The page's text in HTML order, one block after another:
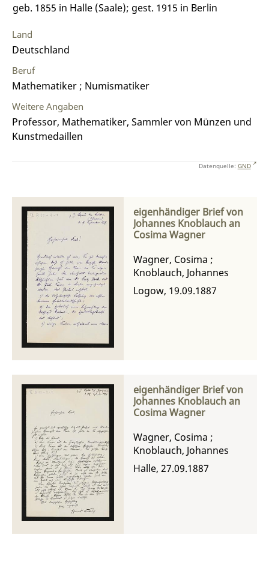
geb. 1855 in Halle (Saale); gest. 1915 in Berlin
Land
Deutschland
Beruf
Mathematiker ; Numismatiker
Weitere Angaben
Professor, Mathematiker, Sammler von Münzen und
Kunstmedaillen
Datenquelle: GND
eigenhändiger Brief von
Johannes Knoblauch an
Cosima Wagner
Wagner, Cosima ;
Knoblauch, Johannes
Logow, 19.09.1887
eigenhändiger Brief von
Johannes Knoblauch an
Cosima Wagner
Wagner, Cosima ;
Knoblauch, Johannes
Halle, 27.09.1887